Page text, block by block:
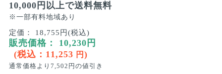
10,000円以上で送料無料
※一部有料地域あり
定価：
18,755円(税込)
販売価格： 10,230 円
(税込： 11,253 円 )
通常価格より 7,502 円の値引き